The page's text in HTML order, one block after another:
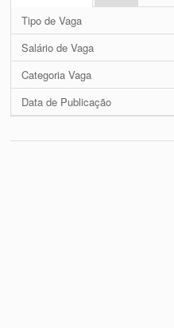
Tipo de Vaga
Salário de Vaga
Categoria Vaga
Data de Publicação